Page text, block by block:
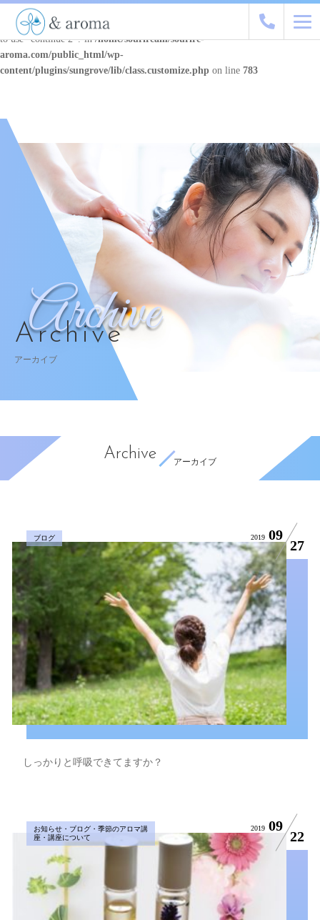
Warning: "continue" targeting switch is equivalent to "break". Did you mean
to use "continue 2"? in/home/souriream/sourire-
aroma.com/public_html/wp-
content/plugins/sungrove/lib/class.customize.php on line 783
Archive
Archive
アーカイブ
Archive
アーカイブ
ブログ 2019 09
27
しっかりと呼吸できてますか？
お知らせ・ブログ・季節のアロマ講
座・講座について
2019 09
22